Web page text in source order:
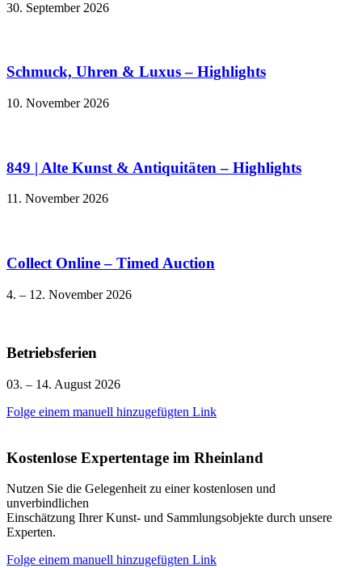
30. September 2026
Schmuck, Uhren & Luxus – Highlights
10. November 2026
849 | Alte Kunst & Antiquitäten – Highlights
11. November 2026
Collect Online – Timed Auction
4. – 12. November 2026
Betriebsferien
03. – 14. August 2026
Folge einem manuell hinzugefügten Link
Kostenlose Expertentage im Rheinland
Nutzen Sie die Gelegenheit zu einer kostenlosen und
unverbindlichen
Einschätzung Ihrer Kunst- und Sammlungsobjekte durch unsere
Experten.
Folge einem manuell hinzugefügten Link